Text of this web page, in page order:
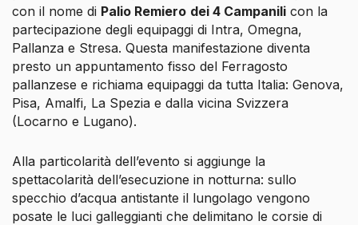
con il nome di Palio Remiero dei 4 Campanili con la
partecipazione degli equipaggi di Intra, Omegna,
Pallanza e Stresa. Questa manifestazione diventa
presto un appuntamento fisso del Ferragosto
pallanzese e richiama equipaggi da tutta Italia: Genova,
Pisa, Amalfi, La Spezia e dalla vicina Svizzera
(Locarno e Lugano).
Alla particolarità dell’evento si aggiunge la
spettacolarità dell’esecuzione in notturna: sullo
specchio d’acqua antistante il lungolago vengono
posate le luci galleggianti che delimitano le corsie di